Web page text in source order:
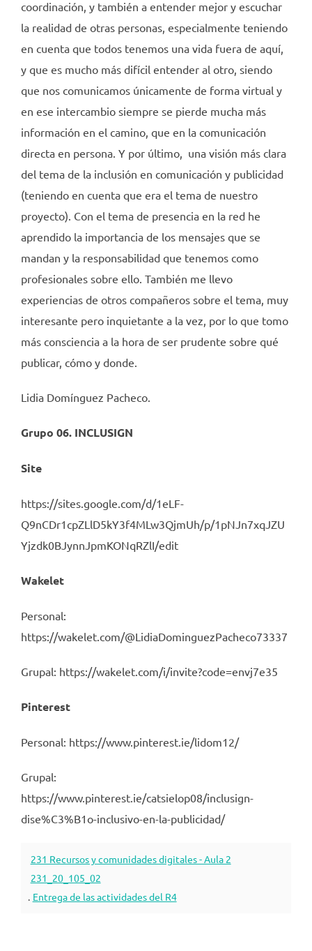
coordinación, y también a entender mejor y escuchar
la realidad de otras personas, especialmente teniendo
en cuenta que todos tenemos una vida fuera de aquí,
y que es mucho más difícil entender al otro, siendo
que nos comunicamos únicamente de forma virtual y
en ese intercambio siempre se pierde mucha más
información en el camino, que en la comunicación
directa en persona. Y por último, una visión más clara
del tema de la inclusión en comunicación y publicidad
(teniendo en cuenta que era el tema de nuestro
proyecto). Con el tema de presencia en la red he
aprendido la importancia de los mensajes que se
mandan y la responsabilidad que tenemos como
profesionales sobre ello. También me llevo
experiencias de otros compañeros sobre el tema, muy
interesante pero inquietante a la vez, por lo que tomo
más consciencia a la hora de ser prudente sobre qué
publicar, cómo y donde.
Lidia Domínguez Pacheco.
Grupo 06. INCLUSIGN
Site
https://sites.google.com/d/1eLF-
Q9nCDr1cpZLlD5kY3f4MLw3QjmUh/p/1pNJn7xqJZU
Yjzdk0BJynnJpmKONqRZlI/edit
Wakelet
Personal:
https://wakelet.com/@LidiaDominguezPacheco73337
Grupal: https://wakelet.com/i/invite?code=envj7e35
Pinterest
Personal: https://www.pinterest.ie/lidom12/
Grupal:
https://www.pinterest.ie/catsielop08/inclusign-
dise%C3%B1o-inclusivo-en-la-publicidad/
231 Recursos y comunidades digitales - Aula 2
231_20_105_02
. Entrega de las actividades del R4